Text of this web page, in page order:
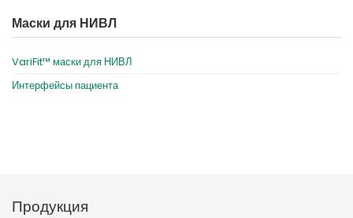
Маски для НИВЛ
VariFit™ маски для НИВЛ
Интерфейсы пациента
Продукция